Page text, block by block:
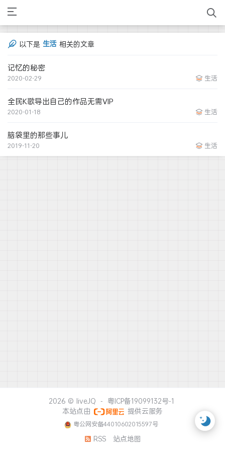
以下是 生活 相关的文章
记忆的秘密
2020-02-29 生活
全民K歌导出自己的作品无需VIP
2020-01-18 生活
脑袋里的那些事儿
2019-11-20 生活
2026 © liveJQ - 粤ICP备19099132号-1
本站点由
提供云服务
粤公网安备44010602015597号
RSS 站点地图